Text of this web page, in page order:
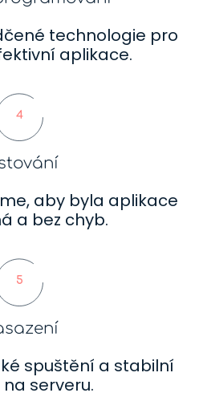
technologie pro
aplikace.
4
aby byla aplikace
a bez chyb.
5
spuštění a stabilní
serveru.